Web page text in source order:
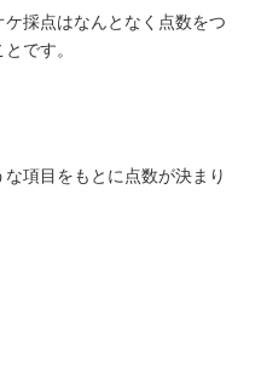
採点はなんとなく点数をつ
です。
項目をもとに点数が決まり